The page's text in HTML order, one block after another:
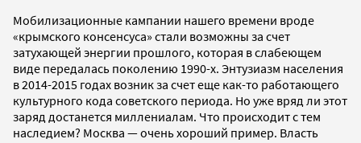
Мобилизационные кампании нашего времени вроде
«крымского консенсуса» стали возможны за счет
затухающей энергии прошлого, которая в слабеющем
виде передалась поколению 1990-х. Энтузиазм населения
в 2014-2015 годах возник за счет еще как-то работающего
культурного кода советского периода. Но уже вряд ли этот
заряд достанется миллениалам. Что происходит с тем
наследием? Москва — очень хороший пример. Власть